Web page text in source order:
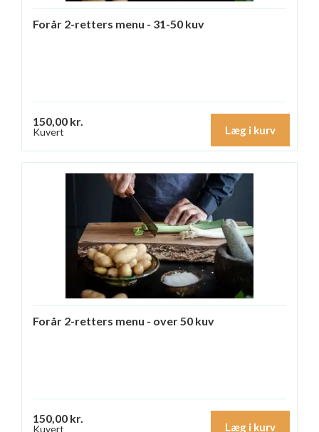
Forår 2-retters menu - 31-50 kuv
150,00 kr.
Kuvert Læg i kurv
Forår 2-retters menu - over 50 kuv
150,00 kr.
Kuvert Læg i kurv